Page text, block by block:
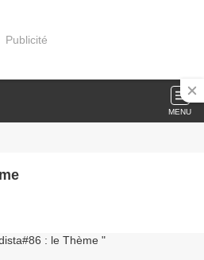
Publicité
MENU